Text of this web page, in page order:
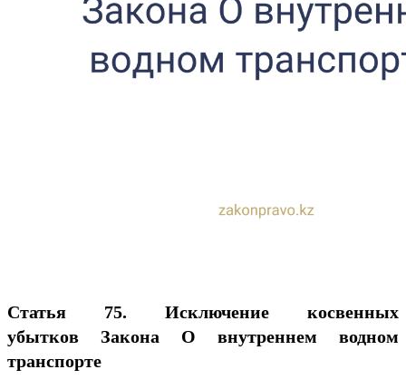
Статья 75. Исключение косвенных
убытков
Закона О внутреннем водном
транспорте